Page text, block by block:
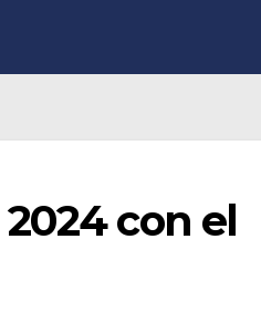
con el